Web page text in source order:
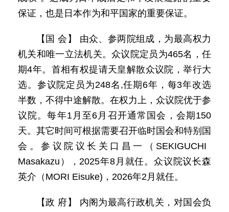
保证，也是日本作为和平国家的重要保证。
【国 会】 由众、参两院组成，为最高权力
机关和唯一立法机关。众议院定员为465名，任
期4年。首相有权提请天皇解散众议院，举行大
选。参议院定员为248名,任期6年，每3年改选
半数，不得中途解散。在权力上，众议院优于参
议院。每年1月至6月召开通常国会，会期150
天。其它时间可根据需要召开临时国会和特别国
会。参议院议长关口昌一（SEKIGUCHI
Masakazu），2025年8月就任。众议院议长森
英介（MORI Eisuke)，2026年2月就任。
【政 府】 内阁为最高行政机关，对国会负